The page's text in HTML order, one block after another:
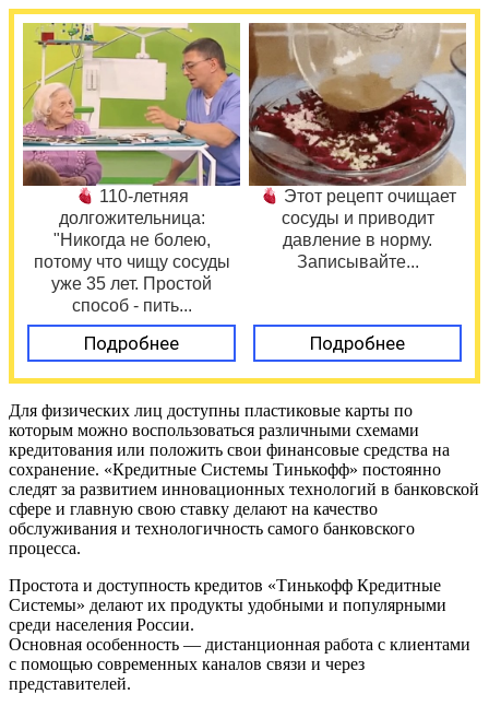
110-летняя
долгожительница:
"Никогда не болею,
потому что чищу сосуды
уже 35 лет. Простой
способ - пить...
Подробнее
Этот рецепт очищает
сосуды и приводит
давление в норму.
Записывайте...
Подробнее
Для физических лиц доступны пластиковые карты по
которым можно воспользоваться различными схемами
кредитования или положить свои финансовые средства на
сохранение. «Кредитные Системы Тинькофф» постоянно
следят за развитием инновационных технологий в банковской
сфере и главную свою ставку делают на качество
обслуживания и технологичность самого банковского
процесса.
Простота и доступность кредитов «Тинькофф Кредитные
Системы» делают их продукты удобными и популярными
среди населения России.
Основная особенность — дистанционная работа с клиентами
с помощью современных каналов связи и через
представителей.